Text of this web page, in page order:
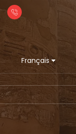
Français